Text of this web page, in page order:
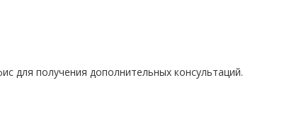
для получения дополнительных консультаций.